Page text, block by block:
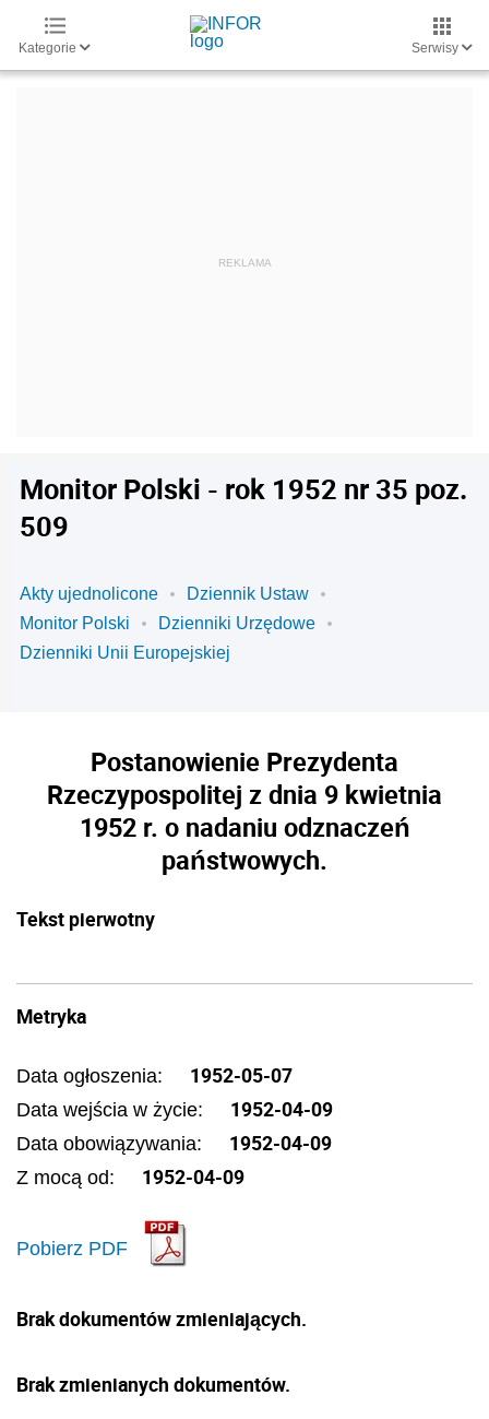
Kategorie Serwisy
Monitor Polski - rok 1952 nr 35 poz.
509
Akty ujednolicone
Dziennik Ustaw
Monitor Polski
Dzienniki Urzędowe
Dzienniki Unii Europejskiej
Postanowienie Prezydenta
Rzeczypospolitej z dnia 9 kwietnia
1952 r. o nadaniu odznaczeń
państwowych.
Tekst pierwotny
Metryka
Data ogłoszenia: 1952-05-07
Data wejścia w życie: 1952-04-09
Data obowiązywania: 1952-04-09
Z mocą od: 1952-04-09
Pobierz PDF
Brak dokumentów zmieniających.
Brak zmienianych dokumentów.